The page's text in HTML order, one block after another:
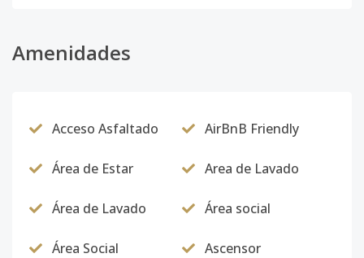
Amenidades
Acceso Asfaltado AirBnB Friendly
Área de Estar Area de Lavado
Área de Lavado Área social
Área Social Ascensor